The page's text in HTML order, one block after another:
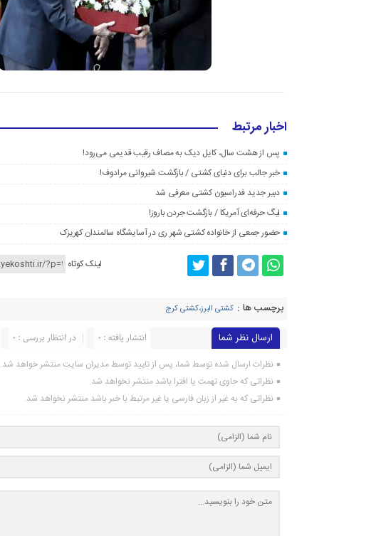
اخبار مرتبط
پس از هشت سال، کایل دیک به مصاف رقیب قدیمی می‌رود!
خبر جالب برای دنیای کشتی / بازگشت شیروانی مرادوف!
دبیر جدید فدراسیون کشتی معرفی شد
لیگ حرفه‌ای آمریکا / بازگشت جردن باروز!
حضور جمعی از خانواده کشتی شهر ری در آسایشگاه سالمندان کهریزک
لینک کوتاه
برچسب ها : کشتی البرز،کشتی کرج
ارسال نظر شما در انتظار بررسی : 0 انتشار یافته : ۰
نظرات ارسال شده توسط شما، پس از تایید توسط مدیران سایت منتشر خواهد شد.
نظراتی که حاوی تهمت یا افترا باشد منتشر نخواهد شد.
نظراتی که به غیر از زبان فارسی یا غیر مرتبط با خبر باشد منتشر نخواهد شد.